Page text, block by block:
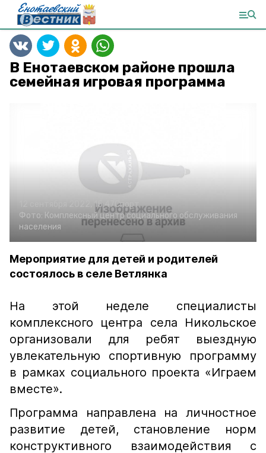
В Енотаевском районе прошла
семейная игровая программа
12 сентября 2022, 15:47 Спорт
Фото: Комплексный центр социального обслуживания
населения
Мероприятие для детей и родителей
состоялось в селе Ветлянка
На этой неделе специалисты
комплексного центра села Никольское
организовали для ребят выездную
увлекательную спортивную программу
в рамках социального проекта «Играем
вместе».
Программа направлена на личностное
развитие детей, становление норм
конструктивного взаимодействия с